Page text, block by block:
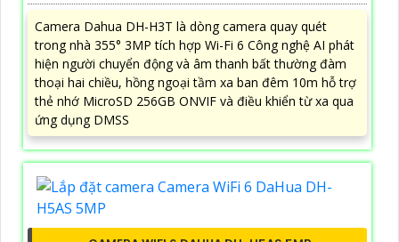
Camera Dahua DH-H3T là dòng camera quay quét
trong nhà 355° 3MP tích hợp Wi-Fi 6 Công nghệ AI phát
hiện người chuyển động và âm thanh bất thường đàm
thoại hai chiều, hồng ngoại tầm xa ban đêm 10m hỗ trợ
thẻ nhớ MicroSD 256GB ONVIF và điều khiển từ xa qua
ứng dụng DMSS